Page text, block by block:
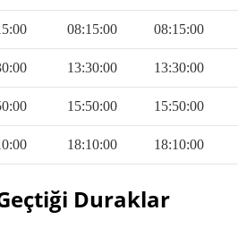
08:15:00 08:15:00
13:30:00 13:30:00
15:50:00 15:50:00
18:10:00 18:10:00
Duraklar